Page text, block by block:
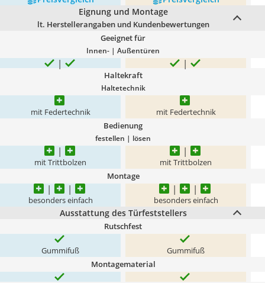
Eignung und Montage
lt. Herstellerangaben und Kundenbewertungen
Geeignet für
Innen- | Außentüren
Haltekraft
Haltetechnik
mit Federtechnik mit Federtechnik
Bedienung
festellen | lösen
mit Trittbolzen mit Trittbolzen
Montage
besonders einfach besonders einfach
Ausstattung des Türfeststellers
Rutschfest
Gummifuß Gummifuß
Montagematerial